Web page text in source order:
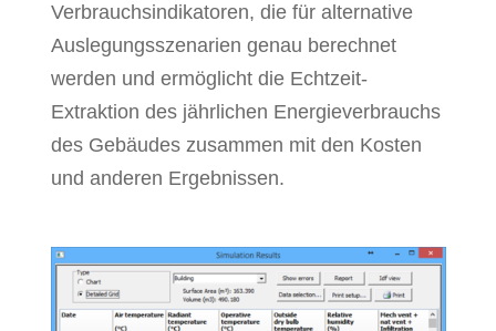
Verbrauchsindikatoren, die für alternative
Auslegungsszenarien genau berechnet
werden und ermöglicht die Echtzeit-
Extraktion des jährlichen Energieverbrauchs
des Gebäudes zusammen mit den Kosten
und anderen Ergebnissen.